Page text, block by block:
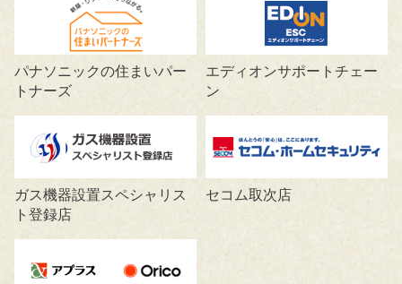
パナソニックの住まいパー
トナーズ
エディオンサポートチェー
ン
ガス機器設置スペシャリス
ト登録店
セコム取次店